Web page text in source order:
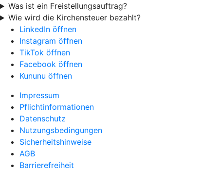
Was ist ein Freistellungsauftrag?
Wie wird die Kirchensteuer bezahlt?
LinkedIn öffnen
Instagram öffnen
TikTok öffnen
Facebook öffnen
Kununu öffnen
Impressum
Pflichtinformationen
Datenschutz
Nutzungsbedingungen
Sicherheitshinweise
AGB
Barrierefreiheit